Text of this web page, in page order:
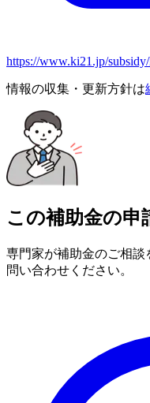
https://www.ki21.jp/
情報の収集・更新方針は
この補助金の申
専門家が補助金のご相
問い合わせください。